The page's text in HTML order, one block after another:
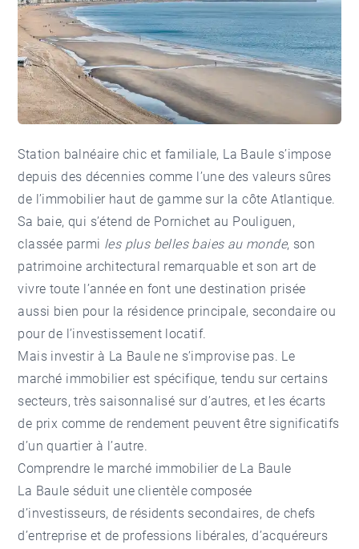
Station balnéaire chic et familiale, La Baule s’impose
depuis des décennies comme l’une des valeurs sûres
de l’immobilier haut de gamme sur la côte Atlantique.
Sa baie, qui s’étend de Pornichet au Pouliguen,
classée parmi les plus belles baies au monde, son
patrimoine architectural remarquable et son art de
vivre toute l’année en font une destination prisée
aussi bien pour la résidence principale, secondaire ou
pour de l’investissement locatif.
Mais investir à La Baule ne s’improvise pas. Le
marché immobilier est spécifique, tendu sur certains
secteurs, très saisonnalisé sur d’autres, et les écarts
de prix comme de rendement peuvent être significatifs
d’unquartier à l’autre.
Comprendre le marché immobilier de La Baule
La Baule séduit une clientèle composée
d’investisseurs, de résidents secondaires, de chefs
d’entreprise et de professions libérales, d’acquéreurs